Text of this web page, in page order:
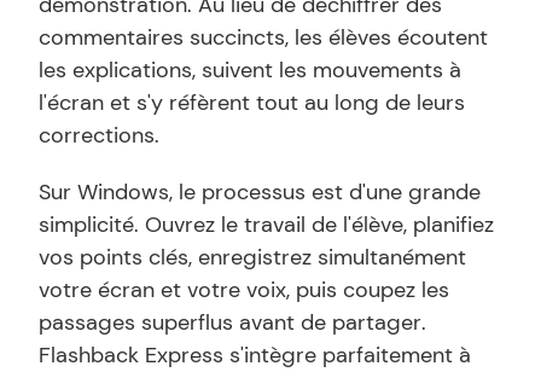
commentaires succincts, les élèves écoutent
les explications, suivent les mouvements à
l'écran et s'y réfèrent tout au long de leurs
corrections.
Sur Windows, le processus est d'une grande
simplicité. Ouvrez le travail de l'élève, planifiez
vos points clés, enregistrez simultanément
votre écran et votre voix, puis coupez les
passages superflus avant de partager.
Flashback Express s'intègre parfaitement à